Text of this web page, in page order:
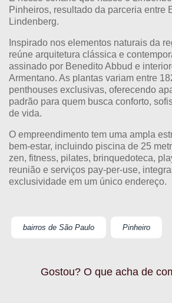
Pinheiros, resultado da parceria entre
Lindenberg.
Inspirado nos elementos naturais da
reúne arquitetura clássica e
assinado por Benedito Abbud e
Armentano. As plantas variam entre
penthouses exclusivas, oferecendo
padrão para quem busca conforto,
de vida.
O empreendimento tem uma ampla
bem-estar, incluindo piscina de 25
zen, fitness, pilates, brinquedoteca,
reunião e serviços pay-per-use,
exclusividade em um único endereço.
bairros de São Paulo Pinheiro
Gostou? O que acha de